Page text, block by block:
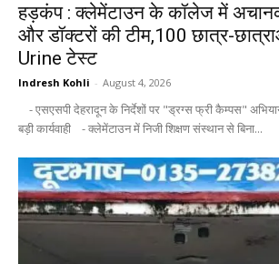
हड़कंप : क्लेमेंटाउन के कॉलेज में
और डॉक्टरों की टीम,100 छात्र-
Urine टेस्ट
Indresh Kohli - August 4, 2026
- एसएसपी देहरादून के निर्देशों पर "ड्रग्स फ्री कैम्पस"
बड़ी कार्यवाही - क्लेमेंटाउन में निजी शिक्षण संस्थान से बिना...